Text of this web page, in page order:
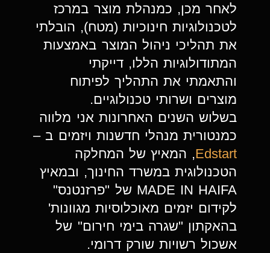
לאחר מכן, כמנהלת מוצר במרכז
לטכנולוגיות חינוכיות (מטח), הובלתי
את תהליכי ניהול המוצר באמצעות
המתודולוגיות הללו, דייקתי
והתאמתי את התהליך לפיתוח
מוצרים ושרותי טכנולוגיים.
בשלוש השנים האחרונות אני מלווה
כמנטורית מנהלי חדשנות ויזמים ב –
Edstart, המאיץ של המחלקה
הטכנולוגית במשרד החינוך, ובמאיץ
MADE IN HAIFA של "פרזנטנס"
לקידום יזמים מאוכלוסיות מגוונות'
בהאקתון "שגרה בימי חירום" של
אשכול רשויות שורק דרומי.